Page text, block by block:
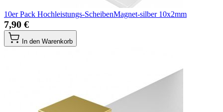
10er Pack Hochleistungs-ScheibenMagnet-silber 10x2mm
7,90 €
In den Warenkorb